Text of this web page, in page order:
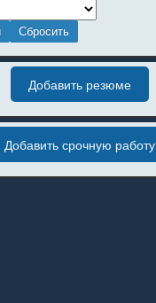
Добавить резюме
Добавить срочную работу